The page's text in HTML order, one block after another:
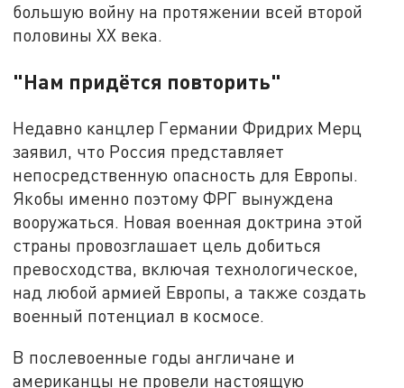
большую войну на протяжении всей второй
половины XX века.
"Нам придётся повторить"
Недавно канцлер Германии Фридрих Мерц
заявил, что Россия представляет
непосредственную опасность для Европы.
Якобы именно поэтому ФРГ вынуждена
вооружаться. Новая военная доктрина этой
страны провозглашает цель добиться
превосходства, включая технологическое,
над любой армией Европы, а также создать
военный потенциал в космосе.
В послевоенные годы англичане и
американцы не провели настоящую